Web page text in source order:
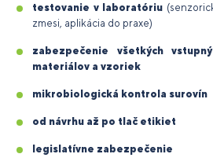
testovanie v laboratóriu
zmesi, aplikácia do praxe)
zabezpečenie všetkých
materiálov a vzoriek
mikrobiologická kontrola surovín
od návrhu až po tlač etikiet
legislatívne zabezpečenie